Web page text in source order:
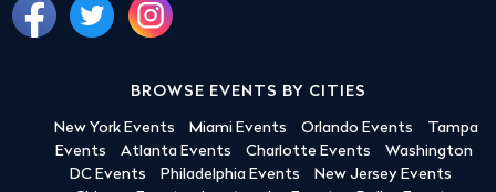
BROWSE EVENTS BY CITIES
New York Events Miami Events Orlando Events
Tampa
Events
Atlanta Events Charlotte Events
Washington
DC Events
Philadelphia Events
New Jersey Events